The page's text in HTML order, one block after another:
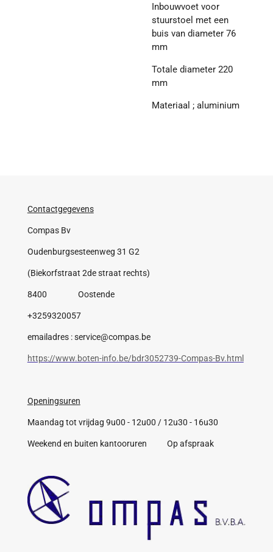
Inbouwvoet voor
stuurstoel met een
buis van diameter 76
mm
Totale diameter 220
mm
Materiaal ; aluminium
Contactgegevens
Compas Bv
Oudenburgsesteenweg 31 G2
(Biekorfstraat 2de straat rechts)
8400 Oostende
+3259320057
emailadres : service@compas.be
https://www.boten-info.be/bdr3052739-Compas-Bv.html
Openingsuren
Maandag tot vrijdag 9u00 - 12u00 / 12u30 - 16u30
Weekend en buiten kantooruren Op afspraak